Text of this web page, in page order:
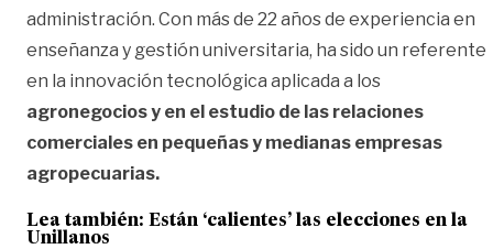
administración. Con más de 22 años de experiencia en
enseñanza y gestión universitaria, ha sido un referente
en la innovación tecnológica aplicada a los
agronegocios y en el estudio de las relaciones
comerciales en pequeñas y medianas empresas
agropecuarias.
Lea también: Están ‘calientes’ las elecciones en la
Unillanos